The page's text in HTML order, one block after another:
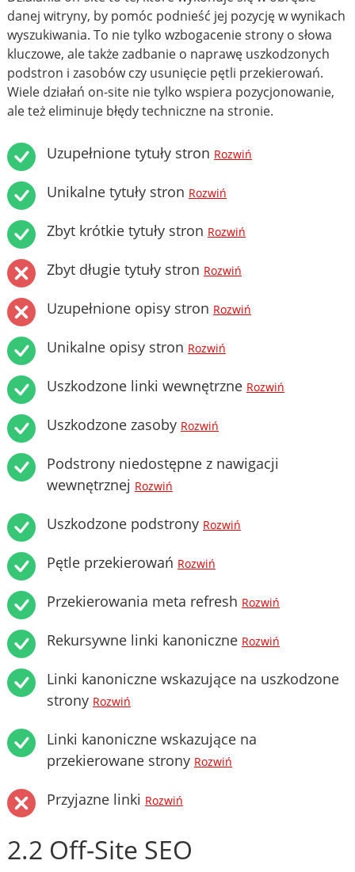
danej witryny, by pomóc podnieść jej pozycję w wynikach
wyszukiwania. To nie tylko wzbogacenie strony o słowa
kluczowe, ale także zadbanie o naprawę uszkodzonych
podstron i zasobów czy usunięcie pętli przekierowań.
Wiele działań on-site nie tylko wspiera pozycjonowanie,
ale też eliminuje błędy techniczne na stronie.
Uzupełnione tytuły stron Rozwiń
Unikalne tytuły stron Rozwiń
Zbyt krótkie tytuły stron Rozwiń
Zbyt długie tytuły stron Rozwiń
Uzupełnione opisy stron Rozwiń
Unikalne opisy stron Rozwiń
Uszkodzone linki wewnętrzne Rozwiń
Uszkodzone zasoby Rozwiń
Podstrony niedostępne z nawigacji
wewnętrznej Rozwiń
Uszkodzone podstrony Rozwiń
Pętle przekierowań Rozwiń
Przekierowania meta refresh Rozwiń
Rekursywne linki kanoniczne Rozwiń
Linki kanoniczne wskazujące na uszkodzone
strony Rozwiń
Linki kanoniczne wskazujące na
przekierowane strony Rozwiń
Przyjazne linki Rozwiń
2.2 Off-Site SEO